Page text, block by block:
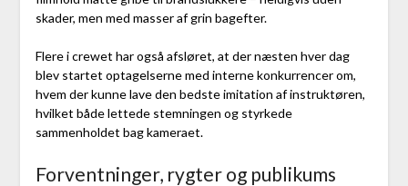
skader, men med masser af grin bagefter.
Flere i crewet har også afsløret, at der næsten hver dag
blev startet optagelserne med interne konkurrencer om,
hvem der kunne lave den bedste imitation af instruktøren,
hvilket både lettede stemningen og styrkede
sammenholdet bag kameraet.
Forventninger, rygter og publikums